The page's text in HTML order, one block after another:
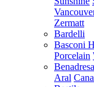
Zermatt
Bardelli
Basconi
Porcelain
Benadresa
Aral